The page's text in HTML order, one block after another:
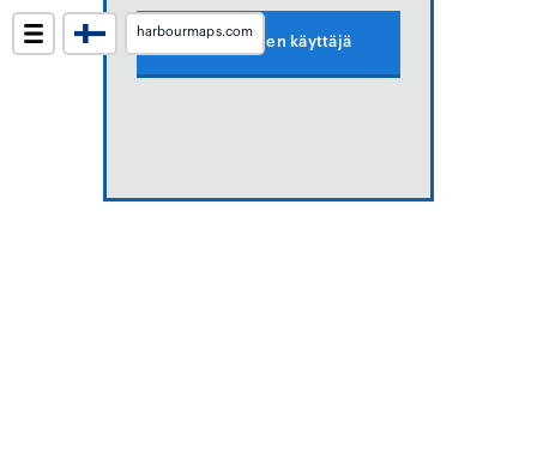
Luo ilmainen käyttäjä
harbourmaps.com